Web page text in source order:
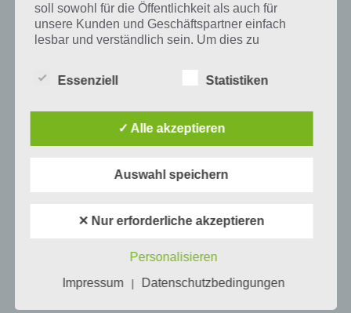
Mehr Artikel hier auf Touchportal
soll sowohl für die Öffentlichkeit als auch für
unsere Kunden und Geschäftspartner einfach
lesbar und verständlich sein. Um dies zu
a) personenbezogene Daten
Informationen, die sich auf eine identifizierte
Folgenden „betroffene Person") beziehen.
Person angesehen, die direkt oder indirekt,
Essenziell Statistiken
✓ Alle akzeptieren
Auswahl speichern
✕ Nur erforderliche akzeptieren
Personalisieren
Impressum
Datenschutzbedingungen